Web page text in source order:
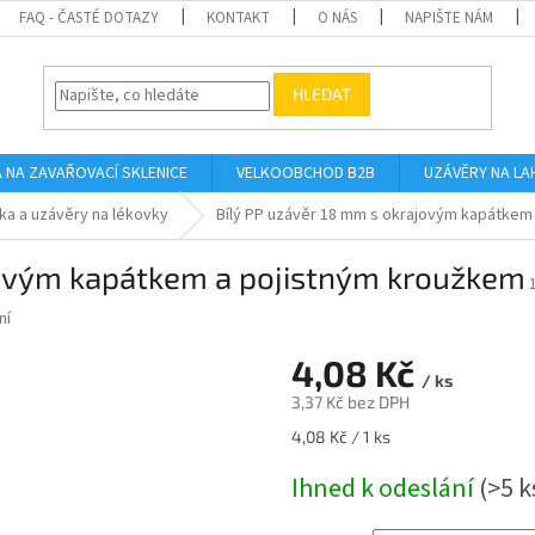
FAQ - ČASTÉ DOTAZY KONTAKT O NÁS NAPIŠTE NÁM
HLEDAT
NA ZAVAŘOVACÍ SKLENICE VELKOOBCHOD B2B UZÁVĚRY NA
a uzávěry na lékovky Bílý PP uzávěr 18 mm s okrajovým
kapátkem a pojistným kroužkem
4,08 Kč / ks
3,37 Kč bez DPH
Měrná
4,08 Kč / 1 ks
Ihned k odeslání(>5